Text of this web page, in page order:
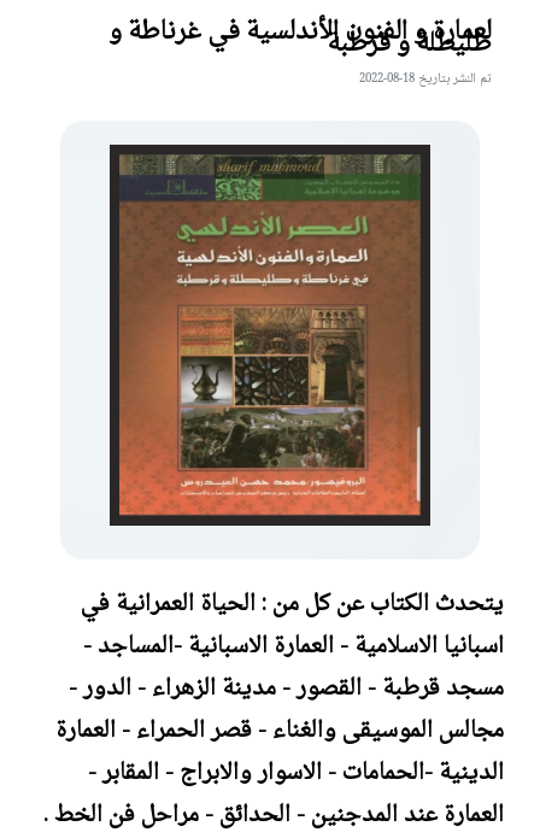
لعمارة و الفنون الأندلسية في غرناطة و
طليطلة و قرطبة
تم النشر بتاريخ 18-08-2022
يتحدث الكتاب عن كل من : الحياة العمرانية في
اسبانيا الاسلامية - العمارة الاسبانية -المساجد -
مسجد قرطبة - القصور - مدينة الزهراء - الدور -
مجالس الموسيقى والغناء - قصر الحمراء - العمارة
الدينية -الحمامات - الاسوار والابراج - المقابر -
العمارة عند المدجنين - الحدائق - مراحل فن الخط .